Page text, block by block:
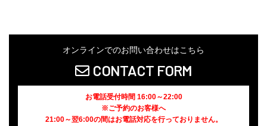
オンラインでのお問い合わせはこちら
CONTACT FORM
お電話受付時間 16:00～22:00
※ご予約のお客様へ
21:00～翌6:00の間はお電話対応を行っておりません。